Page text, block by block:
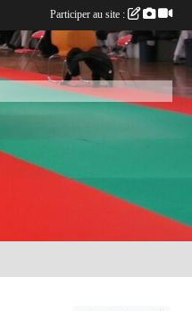
Participer au site :